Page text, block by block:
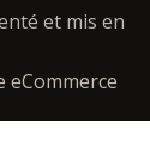
et mis en
eCommerce